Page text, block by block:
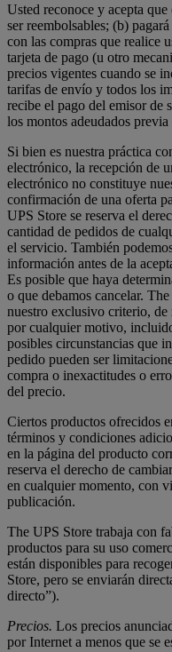
Usted reconoce y acepta
ser reembolsables; (b)
con las compras que realice
tarjeta de pago (u otro
precios vigentes cuando se
tarifas de envío y todos los
recibe el pago del emisor de
los montos adeudados
Si bien es nuestra práctica
electrónico, la recepción de
electrónico no constituye
confirmación de una oferta
UPS Store se reserva el
cantidad de pedidos de
el servicio. También
información antes de la
Es posible que haya
o que debamos cancelar.
nuestro exclusivo criterio,
por cualquier motivo,
posibles circunstancias que
pedido pueden ser
compra o inexactitudes o
del precio.
Ciertos productos ofrecidos
términos y condiciones
en la página del producto
reserva el derecho de
en cualquier momento, con
publicación.
The UPS Store trabaja con
productos para su uso
están disponibles para
Store, pero se enviarán
directo”).
Precios. Los precios
por Internet a menos que se